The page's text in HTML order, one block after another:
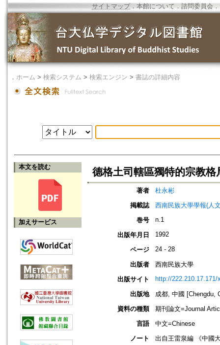
サイトマップ．本館について ． 諮問委員会 ．
． ホーム > 検索システム > 検索エンジン > 書誌の詳細内容
本文を読む
加えサービス
德格土司轄區獨特的宗教格
著者
杜永彬
掲載誌
西南民族大學學報(人
巻号
n.1
出版年月日 1992
ページ 24 - 28
出版者
西南民族大學
出版サイト
http://
出版地
成都, 中國 [Chengdu,
資料の種類
期刊論文=Journal
言語
中文=Chinese
ノート
出自王雷泉編 《中國